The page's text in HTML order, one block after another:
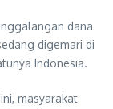
dana
digemari di
Indonesia.
masyarakat